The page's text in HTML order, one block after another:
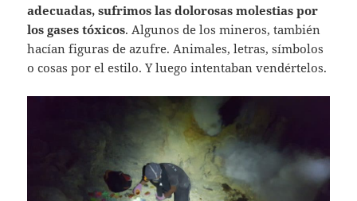
adecuadas, sufrimos las dolorosas molestias por
los gases tóxicos. Algunos de los mineros, también
hacían figuras de azufre. Animales, letras, símbolos
o cosas por el estilo. Y luego intentaban vendértelos.